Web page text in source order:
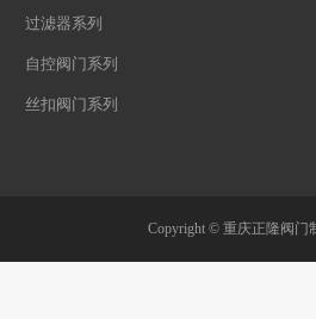
过滤器系列
自控阀门系列
丝扣阀门系列
Copyright © 重庆正隆阀门